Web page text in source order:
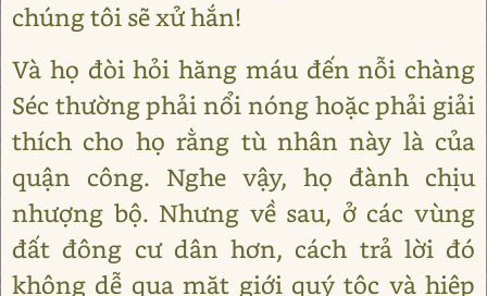
chúng tôi sẽ xử hắn!
Và họ đòi hỏi hăng máu đến nỗi chàng
Séc thường phải nổi nóng hoặc phải giải
thích cho họ rằng tù nhân này là của
quận công. Nghe vậy, họ đành chịu
nhượng bộ. Nhưng về sau, ở các vùng
đất đông cư dân hơn, cách trả lời đó
không dễ qua mặt giới quý tộc và hiệp